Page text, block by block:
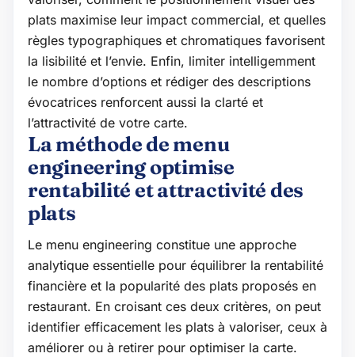
plats maximise leur impact commercial, et quelles
règles typographiques et chromatiques favorisent
la lisibilité et l’envie. Enfin, limiter intelligemment
le nombre d’options et rédiger des descriptions
évocatrices renforcent aussi la clarté et
l’attractivité de votre carte.
La méthode de menu
engineering optimise
rentabilité et attractivité des
plats
Le menu engineering constitue une approche
analytique essentielle pour équilibrer la rentabilité
financière et la popularité des plats proposés en
restaurant. En croisant ces deux critères, on peut
identifier efficacement les plats à valoriser, ceux à
améliorer ou à retirer pour optimiser la carte.